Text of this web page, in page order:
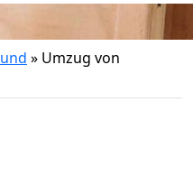
» Umzug von